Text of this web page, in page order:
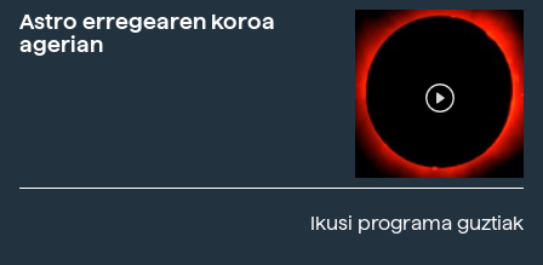
Astro erregearen koroa
agerian
Ikusi programa guztiak